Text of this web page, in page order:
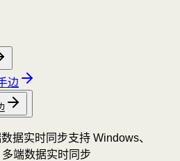
边
据实时同步支持 Windows、
端数据实时同步